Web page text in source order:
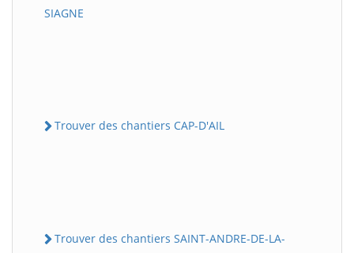
SIAGNE
Trouver des chantiers CAP-D'AIL
Trouver des chantiers SAINT-ANDRE-DE-LA-